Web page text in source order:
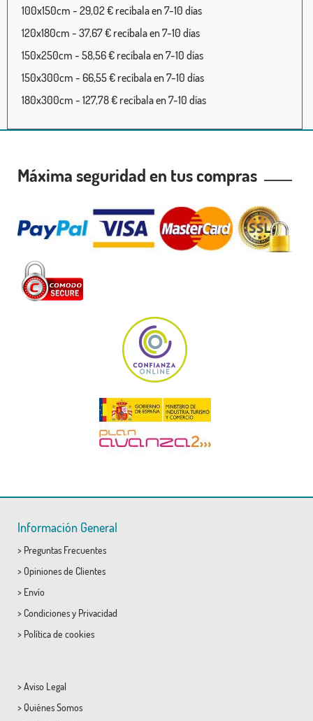
100x150cm - 29,02 € recíbala en 7-10 días
120x180cm - 37,67 € recíbala en 7-10 días
150x250cm - 58,56 € recíbala en 7-10 días
150x300cm - 66,55 € recíbala en 7-10 días
180x300cm - 127,78 € recíbala en 7-10 días
Máxima seguridad en tus compras
Información General
> Preguntas Frecuentes
> Opiniones de Clientes
> Envío
> Condicionesy Privacidad
> Política de cookies
> Aviso Legal
> Quiénes Somos